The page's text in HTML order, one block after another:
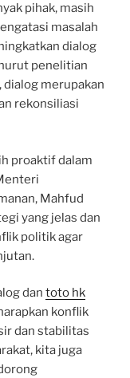
pihak, masih
masalah
dialog
penelitian
dialog merupakan
rekonsiliasi
proaktif dalam
Mahfud
yang jelas dan
politik agar
dan toto hk
konflik
dan stabilitas
kita juga